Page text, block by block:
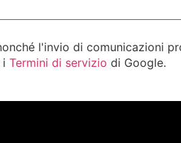
l'invio di comunicazioni
i Termini di servizio di Google.